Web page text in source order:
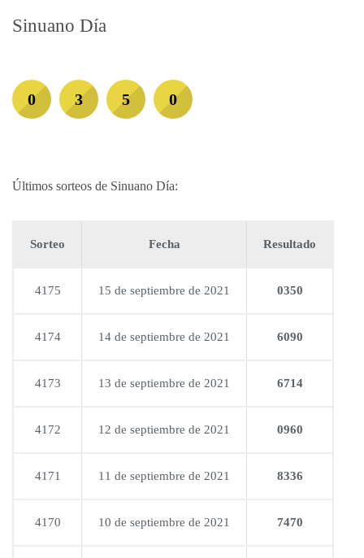
Sinuano Día
0 3 5 0
Últimos sorteos de Sinuano Día:
Sorteo Fecha Resultado
4175 15 de septiembre de 2021 0350
4174 14 de septiembre de 2021 6090
4173 13 de septiembre de 2021 6714
4172 12 de septiembre de 2021 0960
4171 11 de septiembre de 2021 8336
4170 10 de septiembre de 2021 7470